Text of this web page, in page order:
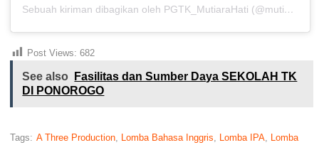
Sebuah kiriman dibagikan oleh PGTK_MutiaraHati (@mutiarahati.pgtk)
Post Views: 682
See also
Fasilitas dan Sumber Daya SEKOLAH TK
DI PONOROGO
Tags: A Three Production, Lomba Bahasa Inggris, Lomba IPA, Lomba